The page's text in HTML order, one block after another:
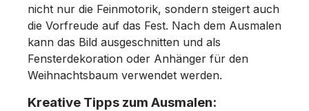
nicht nur die Feinmotorik, sondern steigert auch
die Vorfreude auf das Fest. Nach dem Ausmalen
kann das Bild ausgeschnitten und als
Fensterdekoration oder Anhänger für den
Weihnachtsbaum verwendet werden.
Kreative Tipps zum Ausmalen: